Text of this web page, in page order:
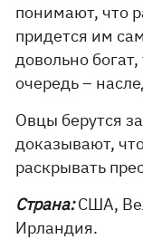
понимают, что
придется им
довольно
очередь –
Овцы берутся
доказывают,
раскрывать
Страна:США,
Ирландия.